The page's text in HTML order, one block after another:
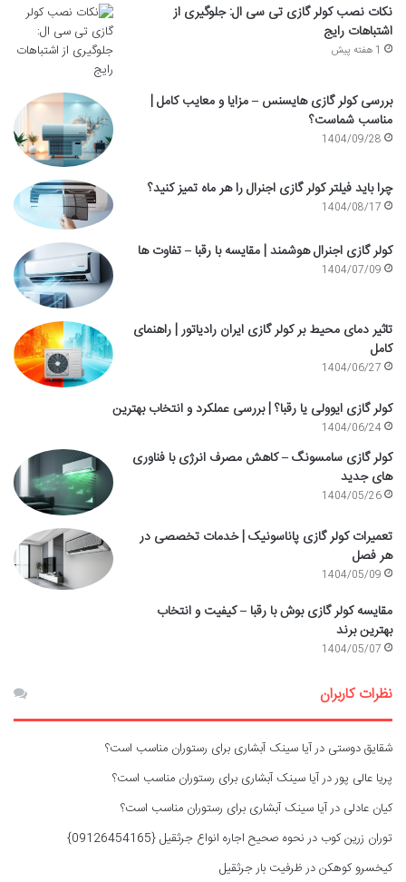
نکات نصب کولر گازی تی سی ال: جلوگیری از
اشتباهات رایج
1 هفته پیش
بررسی کولر گازی هایسنس – مزایا و معایب کامل |
مناسب شماست؟
1404/09/28
چرا باید فیلتر کولر گازی اجنرال را هر ماه تمیز کنید؟
1404/08/17
کولر گازی اجنرال هوشمند | مقایسه با رقبا – تفاوت ها
1404/07/09
تاثیر دمای محیط بر کولر گازی ایران رادیاتور | راهنمای
کامل
1404/06/27
کولر گازی ایوولی یا رقبا؟ | بررسی عملکرد و انتخاب بهترین
1404/06/24
کولر گازی سامسونگ – کاهش مصرف انرژی با فناوری
های جدید
1404/05/26
تعمیرات کولر گازی پاناسونیک | خدمات تخصصی در
هر فصل
1404/05/09
مقایسه کولر گازی بوش با رقبا – کیفیت و انتخاب
بهترین برند
1404/05/07
نظرات کاربران
شقایق دوستی درآیا سینک آبشاری برای رستوران مناسب است؟
پریا عالی پوردرآیا سینک آبشاری برای رستوران مناسب است؟
کیان عادلی درآیا سینک آبشاری برای رستوران مناسب است؟
توران زرین کوب درنحوه صحیح اجاره انواع جرثقیل {09126454165}
کیخسرو کوهکندرظرفیت بار جرثقیل